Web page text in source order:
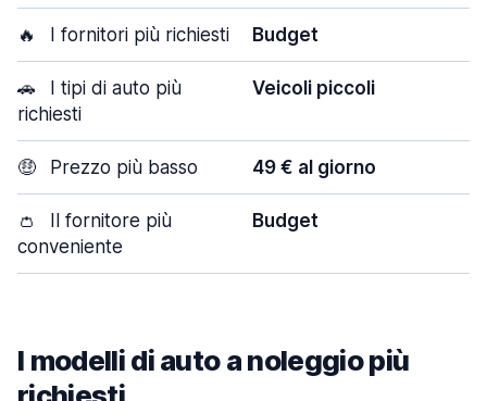
🔥 I fornitori più richiesti Budget
🚗
I tipi di auto più
richiesti
Veicoli piccoli
🤑 Prezzo più basso 49 € al giorno
👛
Il fornitore più
conveniente
Budget
I modelli di auto a noleggio più